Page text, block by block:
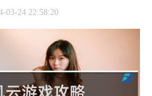
03-24 22:58:20